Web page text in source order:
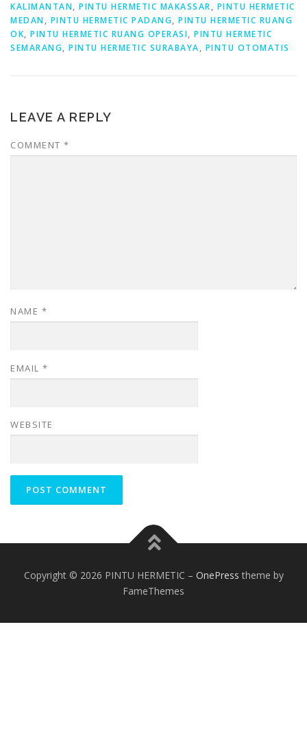
KALIMANTAN, PINTU HERMETIC MAKASSAR, PINTU HERMETIC
MEDAN, PINTU HERMETIC PADANG, PINTU HERMETIC RUANG
OK, PINTU HERMETIC RUANG OPERASI, PINTU HERMETIC
SEMARANG, PINTU HERMETIC SURABAYA, PINTU OTOMATIS
LEAVE A REPLY
COMMENT *
NAME *
EMAIL *
WEBSITE
Copyright © 2026 PINTU HERMETIC – OnePress theme by
FameThemes